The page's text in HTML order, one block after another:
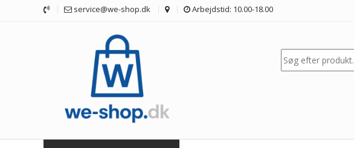
service@we-shop.dk Arbejdstid: 10.00-18.00
Søg